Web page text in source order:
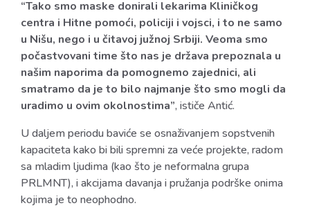
“Tako smo maske donirali lekarima Kliničkog
centra i Hitne pomoći, policiji i vojsci, i to ne samo
u Nišu, nego i u čitavoj južnoj Srbiji. Veoma smo
počastvovani time što nas je država prepoznala u
našim naporima da pomognemo zajednici, ali
smatramo da je to bilo najmanje što smo mogli da
uradimo u ovim okolnostima”, ističe Antić.
U daljem periodu baviće se osnaživanjem sopstvenih
kapaciteta kako bi bili spremni za veće projekte, radom
sa mladim ljudima (kao što je neformalna grupa
PRLMNT), i akcijama davanja i pružanja podrške onima
kojima je to neophodno.